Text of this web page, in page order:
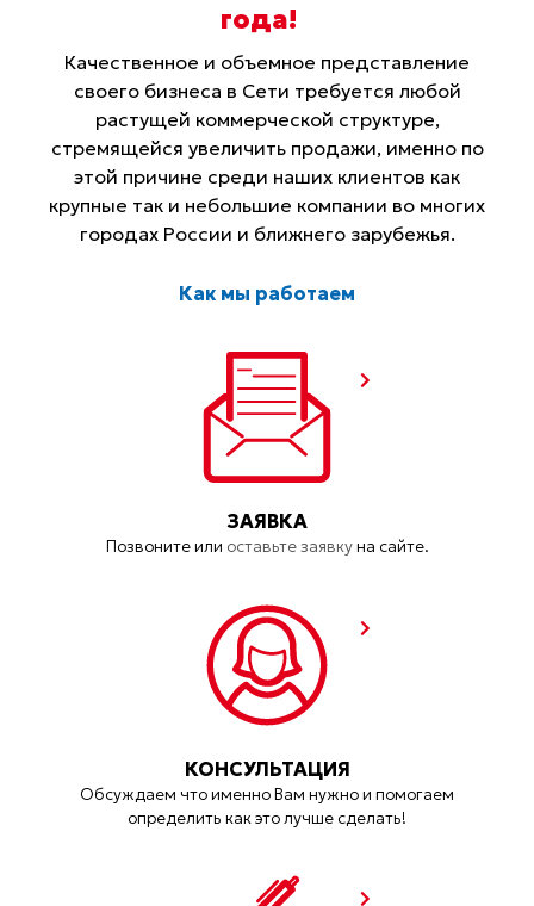
года!
Качественное и объемное представление
своего бизнеса в Сети требуется любой
растущей коммерческой структуре,
стремящейся увеличить продажи, именно по
этой причине среди наших клиентов как
крупные так и небольшие компании во многих
городах России и ближнего зарубежья.
Как мы работаем
ЗАЯВКА
Позвоните или оставьте заявкуна сайте.
КОНСУЛЬТАЦИЯ
Обсуждаем что именно Вам нужно и помогаем
определить как это лучше сделать!